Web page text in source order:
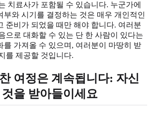
치료사가 포함될 수 있습니다. 누군가에
부와 시기를 결정하는 것은 매우 개인적인
준비가 되었을 때만 해야 합니다. 여러분
으로 대화할 수 있는 단 한 사람이 있다는
를 가져올 수 있으며, 여러분이 마땅히 받
를 제공할 것입니다.
여정은 계속됩니다: 자신
을 받아들이세요